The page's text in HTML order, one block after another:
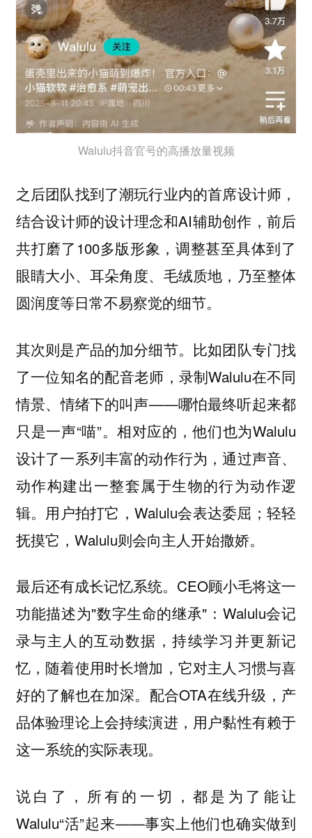
Walulu抖音官号的高播放量视频
之后团队找到了潮玩行业内的首席设计师，
结合设计师的设计理念和AI辅助创作，前后
共打磨了100多版形象，调整甚至具体到了
眼睛大小、耳朵角度、毛绒质地，乃至整体
圆润度等日常不易察觉的细节。
其次则是产品的加分细节。比如团队专门找
了一位知名的配音老师，录制Walulu在不同
情景、情绪下的叫声——哪怕最终听起来都
只是一声“喵”。相对应的，他们也为Walulu
设计了一系列丰富的动作行为，通过声音、
动作构建出一整套属于生物的行为动作逻
辑。用户拍打它，Walulu会表达委屈；轻轻
抚摸它，Walulu则会向主人开始撒娇。
最后还有成长记忆系统。CEO顾小毛将这一
功能描述为"数字生命的继承"：Walulu会记
录与主人的互动数据，持续学习并更新记
忆，随着使用时长增加，它对主人习惯与喜
好的了解也在加深。配合OTA在线升级，产
品体验理论上会持续演进，用户黏性有赖于
这一系统的实际表现。
说白了，所有的一切，都是为了能让
Walulu“活”起来——事实上他们也确实做到